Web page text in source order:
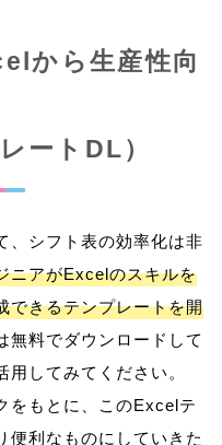
から生産性向
ートDL）
、シフト表の効率化は非
ニアがExcelのスキルを
できるテンプレートを開
無料でダウンロードして
してみてください。
をもとに、このExcelテ
便利なものにしていきた